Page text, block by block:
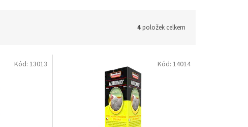
4položek celkem
Kód: 13013 Kód: 14014